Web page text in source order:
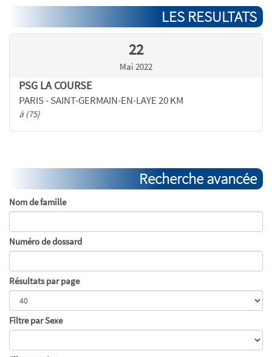
LES RESULTATS
22
Mai 2022
PSG LA COURSE
PARIS - SAINT-GERMAIN-EN-LAYE 20 KM
à (75)
Recherche avancée
Nom de famille
Numéro de dossard
Résultats par page
Filtre par Sexe